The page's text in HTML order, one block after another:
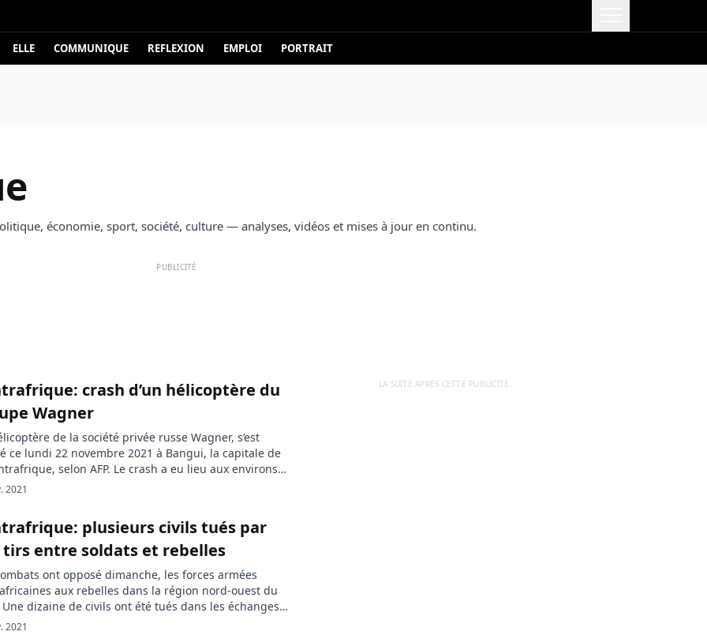
ELLE COMMUNIQUE REFLEXION EMPLOI PORTRAIT
économie, sport, société, culture — analyses, vidéos et mises à jour en continu.
PUBLICITÉ
crash d’un hélicoptère du
Wagner
de la société privée russe Wagner, s’est
ce lundi 22 novembre 2021 à Bangui, la capitale de
selon AFP. Le crash a eu lieu aux environs
deux membres de l’équipage sont gravement
2021
plusieurs civils tués par
tirs entre soldats et rebelles
ont opposé dimanche, les forces armées
aux rebelles dans la région nord-ouest du
Une dizaine de civils ont été tués dans les échanges
entre les deux parties. Onze civils ont été tués
2021
LA SUITE APRÈS CETTE PUBLICITÉ